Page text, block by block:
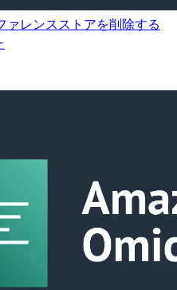
ァレンスストアを削除する